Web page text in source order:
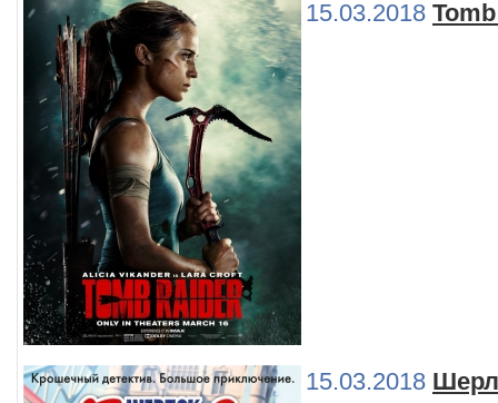
15.03.2018
15.03.2018